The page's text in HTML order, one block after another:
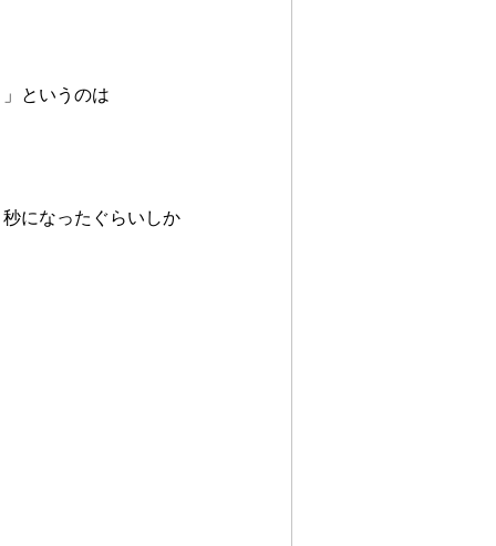
というのは
になったぐらいしか